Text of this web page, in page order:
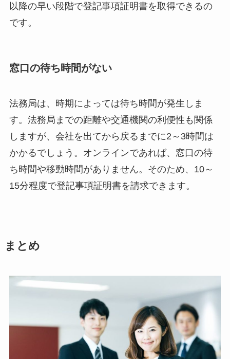
以降の早い段階で登記事項証明書を取得できるの
です。
窓口の待ち時間がない
法務局は、時期によっては待ち時間が発生しま
す。法務局までの距離や交通機関の利便性も関係
しますが、会社を出てから戻るまでに2～3時間は
かかるでしょう。オンラインであれば、窓口の待
ち時間や移動時間がありません。そのため、10～
15分程度で登記事項証明書を請求できます。
まとめ